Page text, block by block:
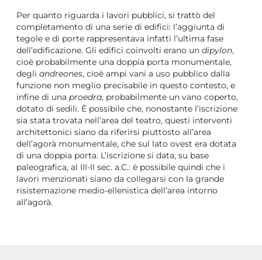
Per quanto riguarda i lavori pubblici, si trattò del
completamento di una serie di edifici: l’aggiunta di
tegole e di porte rappresentava infatti l’ultima fase
dell’edificazione. Gli edifici coinvolti erano un dipylon,
cioè probabilmente una doppia porta monumentale,
degli andreones, cioè ampi vani a uso pubblico dalla
funzione non meglio precisabile in questo contesto, e
infine di una proedra, probabilmente un vano coperto,
dotato di sedili. È possibile che, nonostante l’iscrizione
sia stata trovata nell’area del teatro, questi interventi
architettonici siano da riferirsi piuttosto all’area
dell’agorà monumentale, che sul lato ovest era dotata
di una doppia porta. L’iscrizione si data, su base
paleografica, al III-II sec. a.C.: è possibile quindi che i
lavori menzionati siano da collegarsi con la grande
risistemazione medio-ellenistica dell’area intorno
all’agorà.